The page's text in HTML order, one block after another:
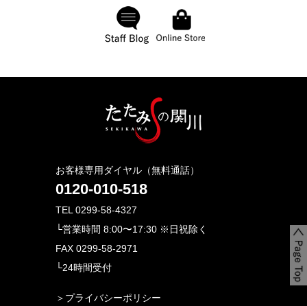
お客様専用ダイヤル（無料通話）
0120-010-518
TEL 0299-58-4327
└営業時間 8:00〜17:30 ※日祝除く
FAX 0299-58-2971
└24時間受付
＞プライバシーポリシー